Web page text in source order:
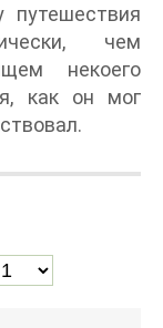
путешествия
чем
некоего
как он мог